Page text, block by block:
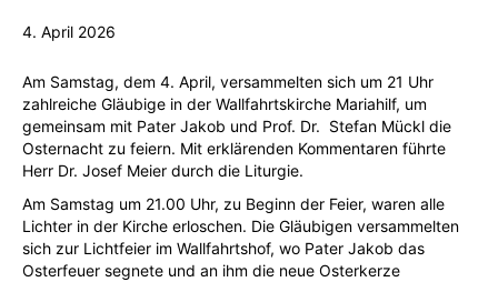
4. April 2026
Am Samstag, dem 4. April, versammelten sich um 21 Uhr
zahlreiche Gläubige in der Wallfahrtskirche Mariahilf, um
gemeinsam mit Pater Jakob und Prof. Dr. Stefan Mückl die
Osternacht zu feiern. Mit erklärenden Kommentaren führte
Herr Dr. Josef Meier durch die Liturgie.
Am Samstag um 21.00 Uhr, zu Beginn der Feier, waren alle
Lichter in der Kirche erloschen. Die Gläubigen versammelten
sich zur Lichtfeier im Wallfahrtshof, wo Pater Jakob das
Osterfeuer segnete und an ihm die neue Osterkerze